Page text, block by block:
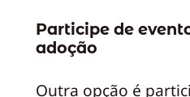
Participe de
adoção
Outra opção é